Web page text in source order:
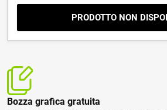
PRODOTTO NON
Bozza grafica gratuita